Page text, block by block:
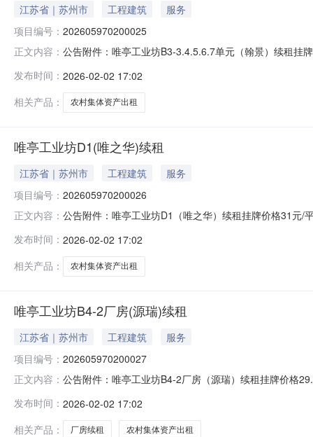
江苏省｜苏州市 工程建筑
服务
项目编号： 202605970200025
正文内容： 公告附件：唯亭工业坊B3-3.4.5.6.7单元（翰景）续租挂
编号320571052Z32000A00001资产类型经营性资产资
发布时间： 2026-02-02 17:02
相关产品：
农村集体资产出租
唯亭工业坊D1(唯之华)续租
江苏省｜苏州市 工程建筑
服务
项目编号： 202605970200026
正文内容： 公告附件：唯亭工业坊D1（唯之华）续租挂牌价格31元
320571052Z32000A00001资产类型经营性资产资产类
发布时间： 2026-02-02 17:02
相关产品：
农村集体资产出租
唯亭工业坊B4-2厂房(源瑞)续租
江苏省｜苏州市 工程建筑
服务
项目编号： 202605970200027
正文内容： 公告附件：唯亭工业坊B4-2厂房（源瑞）续租挂牌价格
320571052Z32000A00001资产类型经营性资产资产类
发布时间： 2026-02-02 17:02
相关产品：
厂房续租 农村集体资产出租